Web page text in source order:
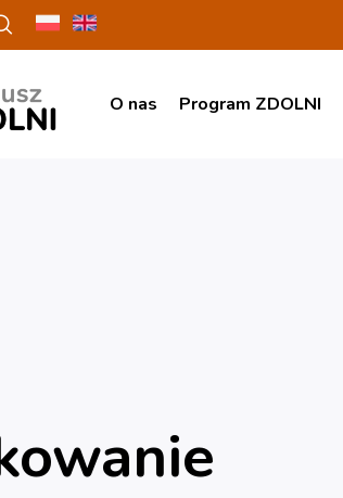
O nas Program ZDOLNI